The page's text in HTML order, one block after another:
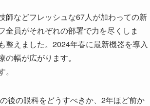
などフレッシュな67人が加わっての新
員がそれぞれの部署で力を尽くしま
整えました。2024年春に最新機器を導入
幅が広がります。
後の眼科をどうすべきか、2年ほど前か